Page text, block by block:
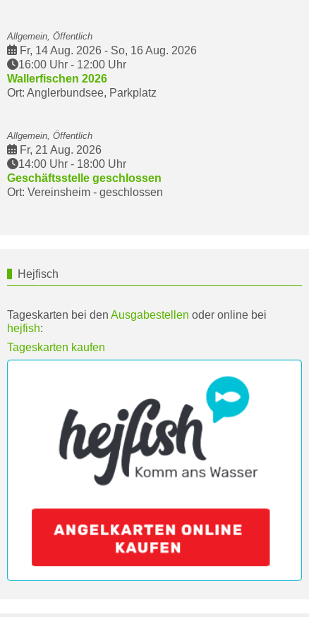
Allgemein, Öffentlich
Fr, 14 Aug. 2026 - So, 16 Aug. 2026
16:00 Uhr - 12:00 Uhr
Wallerfischen 2026
Ort: Anglerbundsee, Parkplatz
Allgemein, Öffentlich
Fr, 21 Aug. 2026
14:00 Uhr - 18:00 Uhr
Geschäftsstelle geschlossen
Ort: Vereinsheim - geschlossen
Hejfisch
Tageskarten bei den Ausgabestellen oder online bei
hejfish:
Tageskarten kaufen